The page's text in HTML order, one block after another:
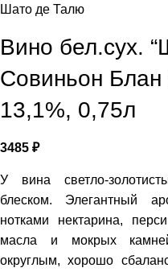
Шато де Талю
Вино бел.сух.
Совиньон Блан
13,1%, 0,75л
3485 ₽
У вина светло-
блеском. Элегантный
нотками нектарина,
масла и мокрых
округлым, хорошо